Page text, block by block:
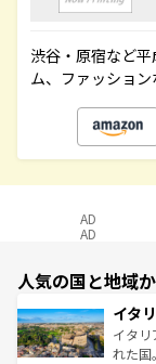
渋谷・原宿など
ム、ファッション
AD
AD
人気の国と地域
イタ
イタ
れた国。